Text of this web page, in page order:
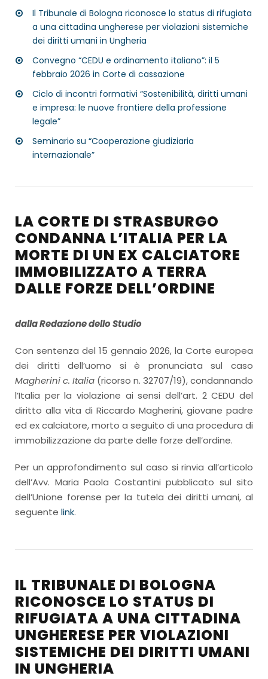
Il Tribunale di Bologna riconosce lo status di rifugiata
a una cittadina ungherese per violazioni sistemiche
dei diritti umani in Ungheria
Convegno “CEDU e ordinamento italiano”: il 5
febbraio 2026 in Corte di cassazione
Ciclo di incontri formativi “Sostenibilità, diritti umani
e impresa: le nuove frontiere della professione
legale”
Seminario su “Cooperazione giudiziaria
internazionale”
LA CORTE DI STRASBURGO
CONDANNA L’ITALIA PER LA
MORTE DI UN EX CALCIATORE
IMMOBILIZZATO A TERRA
DALLE FORZE DELL’ORDINE
dalla Redazione dello Studio
Con sentenza del 15 gennaio 2026, la Corte europea
dei diritti dell’uomo si è pronunciata sul caso
Magherini c. Italia (ricorso n. 32707/19), condannando
l’Italia per la violazione ai sensi dell’art. 2 CEDU del
diritto alla vita di Riccardo Magherini, giovane padre
ed ex calciatore, morto a seguito di una procedura di
immobilizzazione da parte delle forze dell’ordine.
Per un approfondimento sul caso si rinvia all’articolo
dell’Avv. Maria Paola Costantini pubblicato sul sito
dell’Unione forense per la tutela dei diritti umani, al
seguente link.
IL TRIBUNALE DI BOLOGNA
RICONOSCE LO STATUS DI
RIFUGIATA A UNA CITTADINA
UNGHERESE PER VIOLAZIONI
SISTEMICHE DEI DIRITTI UMANI
IN UNGHERIA